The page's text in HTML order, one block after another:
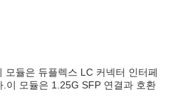
듈은 듀플렉스 LC 커넥터 인터페
이 모듈은 1.25G SFP 연결과 호환